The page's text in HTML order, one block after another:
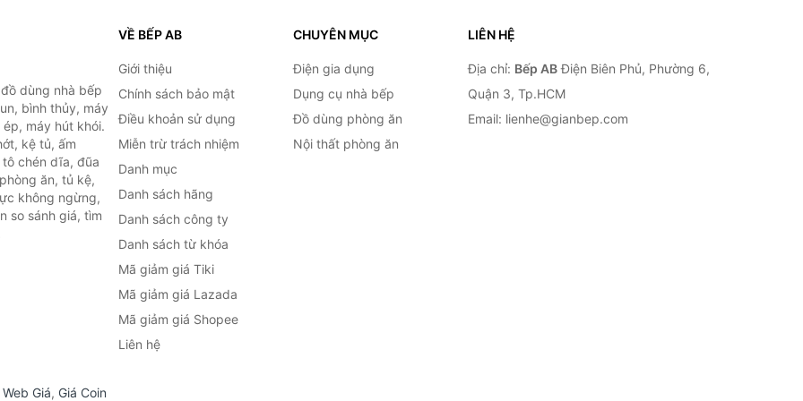
dùng nhà bếp
bình thủy, máy
máy hút khói.
kệ tủ, ấm
chén dĩa, đũa
ăn, tủ kệ,
không ngừng,
so sánh giá, tìm
VỀ BẾP AB
Giới thiệu
Chính sách bảo mật
Điều khoản sử dụng
Miễn trừ trách nhiệm
Danh mục
Danh sách hãng
Danh sách công ty
Danh sách từ khóa
Mã giảm giá Tiki
Mã giảm giá Lazada
Mã giảm giá Shopee
Liên hệ
CHUYÊN MỤC
Điện gia dụng
Dụng cụ nhà bếp
Đồ dùng phòng ăn
Nội thất phòng ăn
LIÊN HỆ
Địa chỉ: Bếp ABĐiện Biên Phủ, Phường 6,
Quận 3, Tp.HCM
Email: lienhe@gianbep.com
Web Giá, Giá Coin